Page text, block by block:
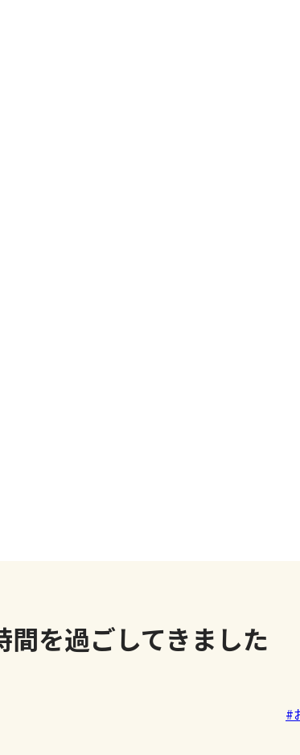
を過ごしてきました
#